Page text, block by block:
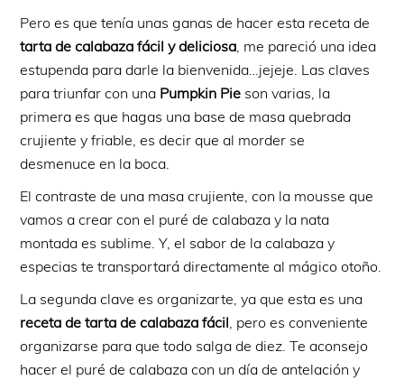
Pero es que tenía unas ganas de hacer esta receta de
tarta de calabaza fácil y deliciosa , me pareció una idea
estupenda para darle la bienvenida…jejeje. Las claves
para triunfar con una Pumpkin Pie son varias, la
primera es que hagas una base de masa quebrada
crujiente y friable, es decir que al morder se
desmenuce en la boca.
El contraste de una masa crujiente, con la mousse que
vamos a crear con el puré de calabaza y la nata
montada es sublime. Y, el sabor de la calabaza y
especias te transportará directamente al mágico otoño.
La segunda clave es organizarte, ya que esta es una
receta de tarta de calabaza fácil , pero es conveniente
organizarse para que todo salga de diez. Te aconsejo
hacer el puré de calabaza con un día de antelación y